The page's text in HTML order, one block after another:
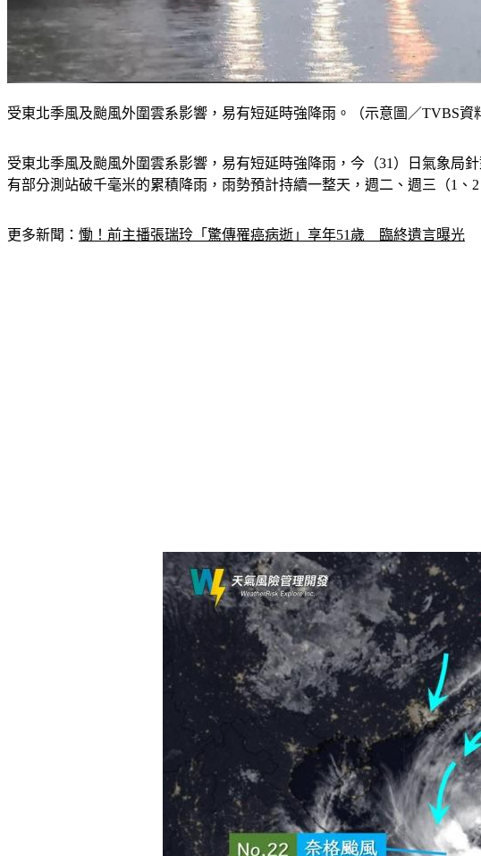
受東北季風及颱風外圍雲系影響，易有短延時強降雨。（示意圖／TVBS資
受東北季風及颱風外圍雲系影響，易有短延時強降雨，今（31）日氣象局
有部分測站破千毫米的累積降雨，雨勢預計持續一整天，週二、週三（1、
更多新聞： 慟！前主播張瑞玲「驚傳罹癌病逝」享年51歲　臨終遺言曝光